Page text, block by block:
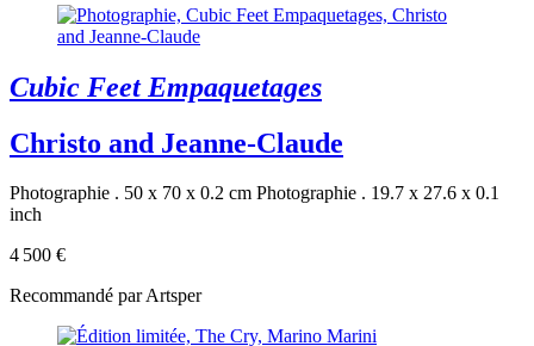
Cubic Feet Empaquetages
Christo and Jeanne-Claude
Photographie . 50 x 70 x 0.2 cm Photographie . 19.7 x 27.6 x 0.1
inch
4 500 €
Recommandé par Artsper